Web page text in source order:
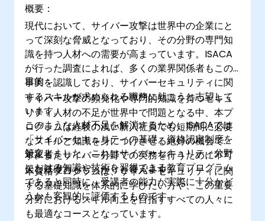
概要：
現代において、サイバー攻撃は世界中の企業にと
って深刻な脅威となっており、その分野の専門知
識を持つ人材への需要が高まっています。ISACA
が行った調査によれば、多くの業界関係者もこの
事実を認識しており、サイバーセキュリティに関
するスキルが求められる職務に就こうと志望して
います。
このような人材不足を解消するため、ISACAでは
「サイバーセキュリティの基礎」資格認定制度を
策定しました。これはサイバーセキュリティ分野
における知識や技術を習得できる教育プログラム
であると同時に、受講者の能力が実際に十分かど
うかも客観的に評価するものです。
目的：
サイバー攻撃の頻発化や専門的知識を持つセキュ
リティ人材の不足が世界中で問題となる中、本プ
ログラムは経験の浅い新入社員でも短期間に必要
なスキルと知識を身につけさせる絶好の機会で
す。またサイバー分野での実務を行うために不可
欠な基礎力もしっかりと養えます。
対象者：
本資格プログラムは、サイバーセキュリティに関
する基礎知識を体系的に学びたい方や、この重要
分野におけるスキル向上を目指すすべての人々に
も最適なコースとなっています。